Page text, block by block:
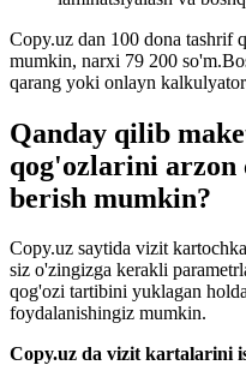
Copy.uz dan 100 dona tashrif
mumkin, narxi 79 200 so'm.
qarang yoki onlayn
Qanday qilib
qog'ozlarini arzon
berish mumkin?
Copy.uz saytida vizit
siz o'zingizga kerakli
qog'ozi tartibini yuklagan
foydalanishingiz mumkin.
Copy.uz da vizit kartalarini